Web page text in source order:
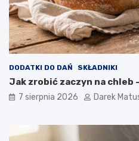
a
w
p
ł
y
a
n
a
DODATKI DO DAŃ SKŁADNIKI
Jak zrobić zaczyn na chleb
7 sierpnia 2026 Darek